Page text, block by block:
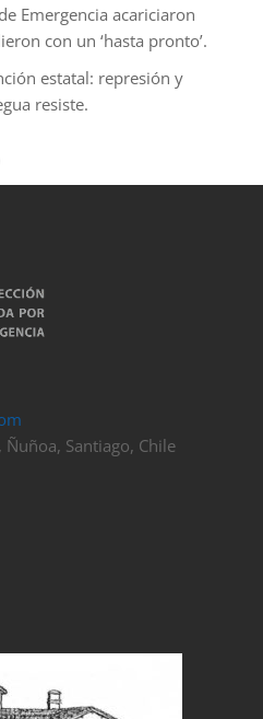
Emergencia acariciaron
con un ‘hasta pronto’.
estatal: represión y
resiste.
Santiago, Chile